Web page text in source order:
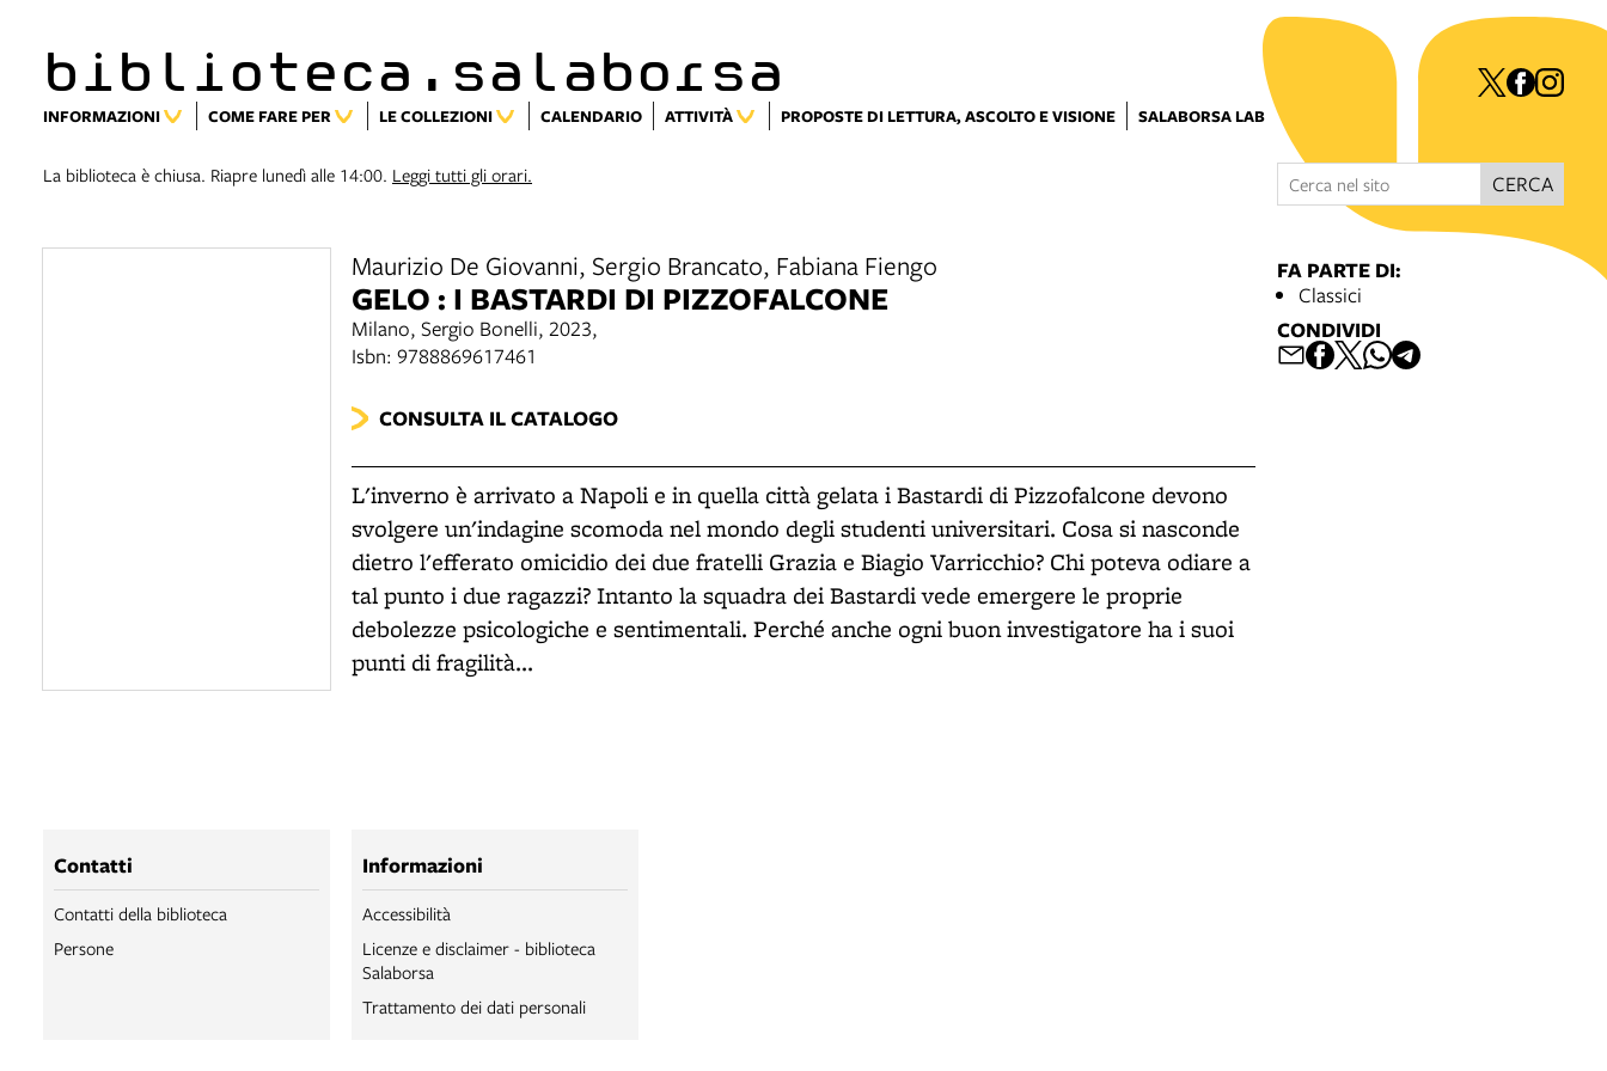
biblioteca.salaborsa
INFORMAZIONI COME FARE PER LE COLLEZIONI CALENDARIO ATTIVITÀ PROPOSTE DI LETTURA, ASCOLTO E VISIONE SALABORSA LAB
La biblioteca è chiusa. Riapre lunedì alle 14:00. Leggi tutti gli orari. CERCA
Maurizio De Giovanni, Sergio Brancato, Fabiana Fiengo
GELO : I BASTARDI DI PIZZOFALCONE
Milano, Sergio Bonelli, 2023,
Isbn: 9788869617461
CONSULTA IL CATALOGO
L'inverno è arrivato a Napoli e in quella città gelata i Bastardi di Pizzofalcone devono
svolgere un'indagine scomoda nel mondo degli studenti universitari. Cosa si nasconde
dietro l'efferato omicidio dei due fratelli Grazia e Biagio Varricchio? Chi poteva odiare a
tal punto i due ragazzi? Intanto la squadra dei Bastardi vede emergere le proprie
debolezze psicologiche e sentimentali. Perché anche ogni buon investigatore ha i suoi
punti di fragilità...
FA PARTE DI:
Classici
CONDIVIDI
Contatti
Contatti della biblioteca
Persone
Informazioni
Accessibilità
Licenze e disclaimer - biblioteca
Salaborsa
Trattamento dei dati personali